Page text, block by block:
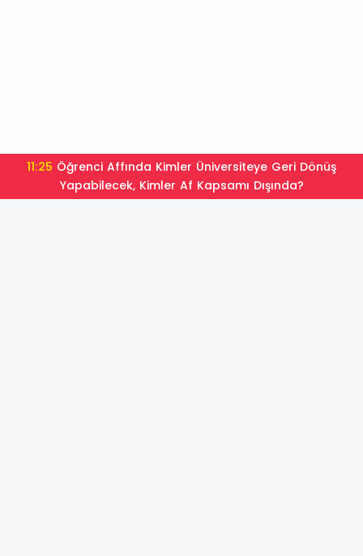
11:25
Yapabilecek, Kimler Af Kapsamı Dışında?